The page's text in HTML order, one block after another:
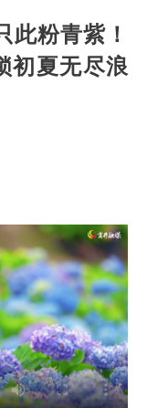
此粉青紫！
初夏无尽浪